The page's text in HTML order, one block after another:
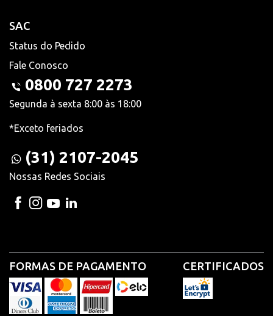
SAC
Status do Pedido
Fale Conosco
0800 727 2273
Segunda à sexta 8:00 às 18:00
*Exceto feriados
(31) 2107-2045
Nossas Redes Sociais
FORMAS DE PAGAMENTO CERTIFICADOS